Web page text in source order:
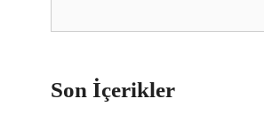
Son İçerikler